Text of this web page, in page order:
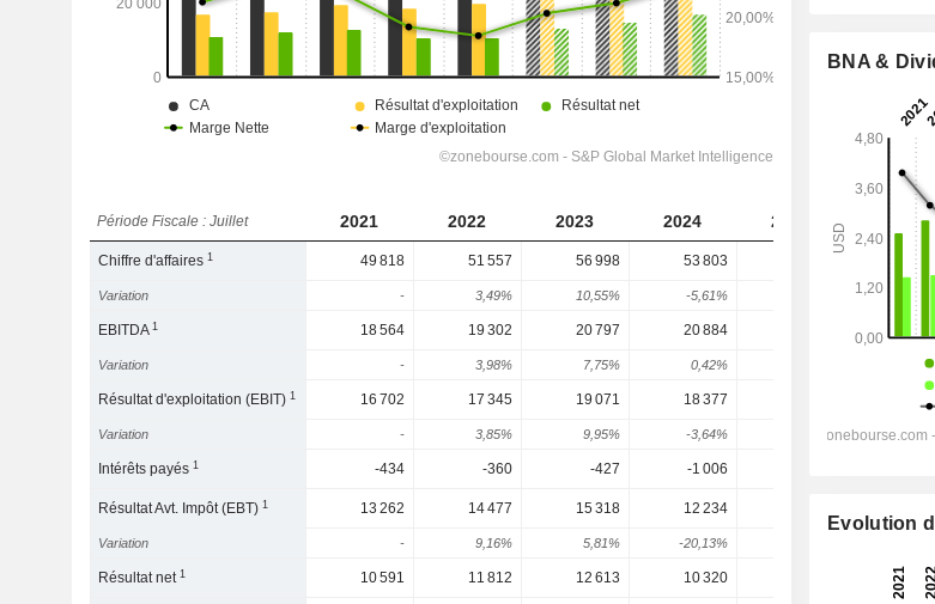
Période Fiscale : Juillet 2021 2022 2023 2024 2025 2026
Chiffre d'affaires1 49 818 51 557 56 998 53 803 62 907
Variation - 3,49% 10,55% -5,61% 11,04%
EBITDA1 18 564 19 302 20 797 20 884 24 358
Variation - 3,98% 7,75% 0,42% 9,22%
Résultat d'exploitation (EBIT)1 16 702 17 345 19 071 18 377 21 682
Variation - 3,85% 9,95% -3,64% 6,06%
Intérêts payés1 -434 -360 -427 -1 006
Résultat Avt. Impôt (EBT)1 13 262 14 477 15 318 12 234
Variation - 9,16% 5,81% -20,13%
Résultat net1 10 591 11 812 12 613 10 320 12 787
BNA &
Evolution